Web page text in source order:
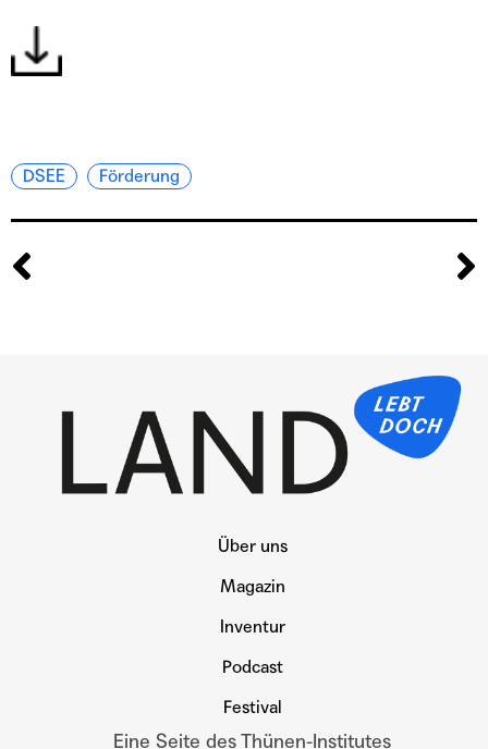
DSEE Förderung
Über uns
Magazin
Inventur
Podcast
Festival
Eine Seite des Thünen-Institutes